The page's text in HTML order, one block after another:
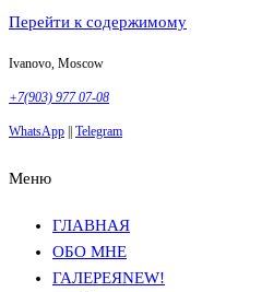
Перейти к содержимому
Ivanovo, Moscow
+7(903) 977 07-08
WhatsApp Telegram
Меню
ГЛАВНАЯ
ОБО МНЕ
ГАЛЕРЕЯNEW!